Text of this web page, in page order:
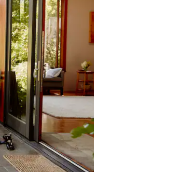
óf door te tikken of swipen.